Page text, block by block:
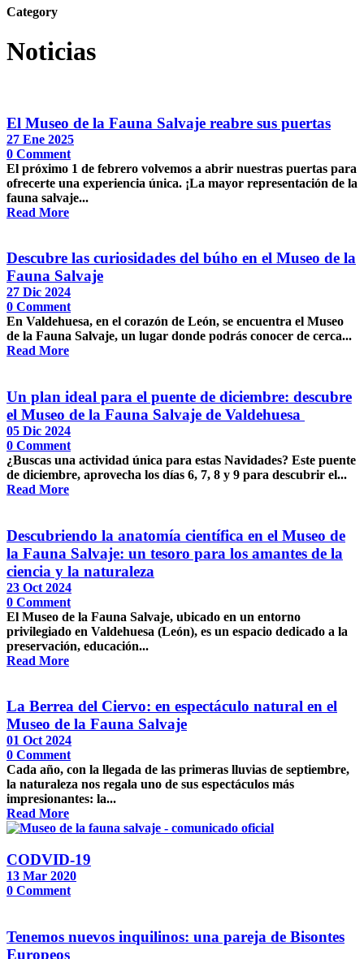
Category
Noticias
El Museo de la Fauna Salvaje reabre sus puertas
27 Ene 2025
0 Comment
El próximo 1 de febrero volvemos a abrir nuestras puertas para
ofrecerte una experiencia única. ¡La mayor representación de la
fauna salvaje...
Read More
Descubre las curiosidades del búho en el Museo de la
Fauna Salvaje
27 Dic 2024
0 Comment
En Valdehuesa, en el corazón de León, se encuentra el Museo
de la Fauna Salvaje, un lugar donde podrás conocer de cerca...
Read More
Un plan ideal para el puente de diciembre: descubre
el Museo de la Fauna Salvaje de Valdehuesa
05 Dic 2024
0 Comment
¿Buscas una actividad única para estas Navidades? Este puente
de diciembre, aprovecha los días 6, 7, 8 y 9 para descubrir el...
Read More
Descubriendo la anatomía científica en el Museo de
la Fauna Salvaje: un tesoro para los amantes de la
ciencia y la naturaleza
23 Oct 2024
0 Comment
El Museo de la Fauna Salvaje, ubicado en un entorno
privilegiado en Valdehuesa (León), es un espacio dedicado a la
preservación, educación...
Read More
La Berrea del Ciervo: en espectáculo natural en el
Museo de la Fauna Salvaje
01 Oct 2024
0 Comment
Cada año, con la llegada de las primeras lluvias de septiembre,
la naturaleza nos regala uno de sus espectáculos más
impresionantes: la...
Read More
CODVID-19
13 Mar 2020
0 Comment
Tenemos nuevos inquilinos: una pareja de Bisontes
Europeos